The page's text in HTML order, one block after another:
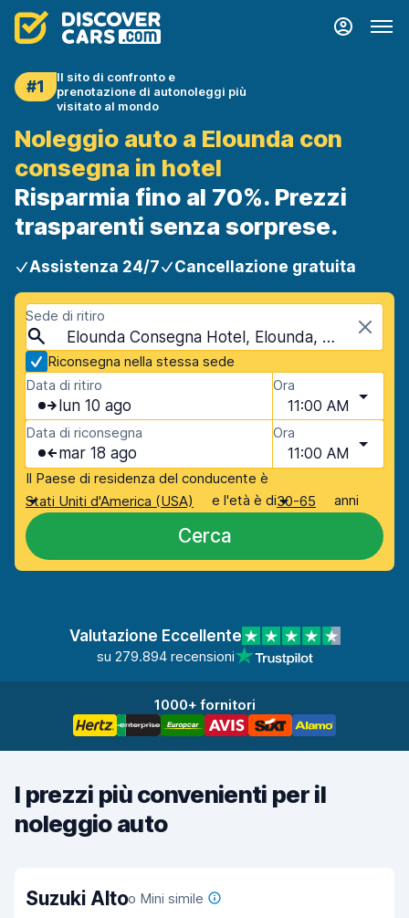
#1
Il sito di confronto e
prenotazione di autonoleggi più
visitato al mondo
Noleggio auto a Elounda con
consegna in hotel
Risparmia fino al 70%. Prezzi
trasparenti senza sorprese.
Assistenza 24/7 Cancellazione gratuita
Sede di ritiro
Elounda Consegna Hotel, Elounda, Creta
Riconsegna nella stessa sede
Data di ritiro
lun 10 ago
Ora
11:00 AM
Data di riconsegna
mar 18 ago
Ora
11:00 AM
Il Paese di residenza del conducente è
Stati Uniti d'America (USA)
e l'età è di30-65 anni
Cerca
Valutazione Eccellente
su 279.894 recensioni
1000+ fornitori
I prezzi più convenienti per il
noleggio auto
Suzuki Altoo Mini simile